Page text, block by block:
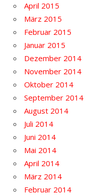
April 2015
März 2015
Februar 2015
Januar 2015
Dezember 2014
November 2014
Oktober 2014
September 2014
August 2014
Juli 2014
Juni 2014
Mai 2014
April 2014
März 2014
Februar 2014